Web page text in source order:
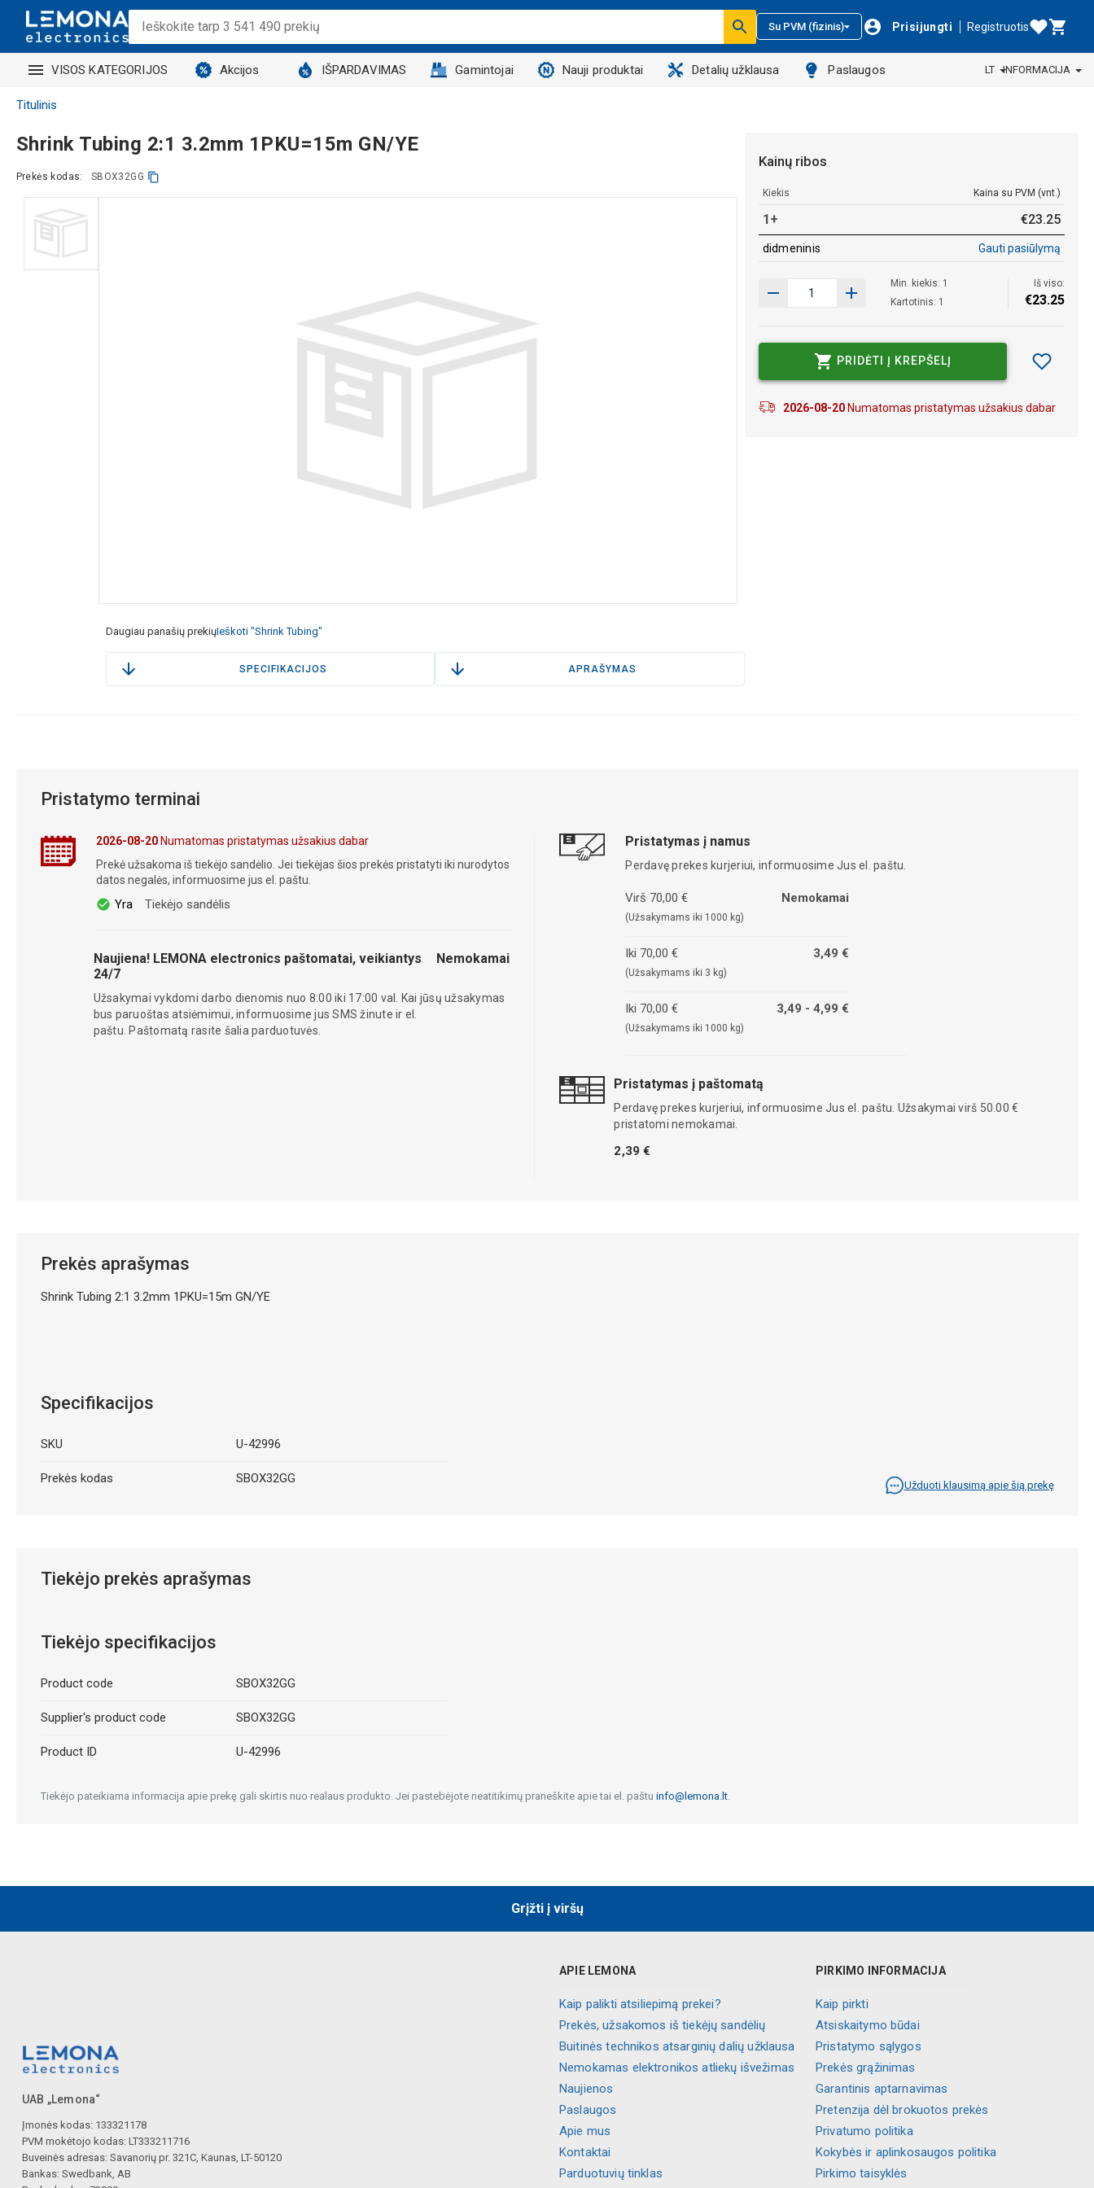
Su PVM (fizinis) Prisijungti Registruotis
VISOS KATEGORIJOS Akcijos IŠPARDAVIMAS Gamintojai Nauji produktai Detalių užklausa Paslaugos LT INFORMACIJA
Titulinis
Shrink Tubing 2:1 3.2mm 1PKU=15m GN/YE
Prekės kodas: SBOX32GG
Daugiau panašių prekiųIeškoti "Shrink Tubing"
SPECIFIKACIJOS APRAŠYMAS
Kainų ribos
Kiekis Kaina su PVM (vnt.)
1+ €23.25
didmeninis Gauti pasiūlymą
Min. kiekis: 1
Kartotinis: 1
Iš viso:
€23.25
PRIDĖTI Į KREPŠELĮ
2026-08-20Numatomas pristatymas užsakius dabar
Pristatymo terminai
2026-08-20Numatomas pristatymas užsakius dabar
Prekė užsakoma iš tiekėjo sandėlio. Jei tiekėjas šios prekės pristatyti iki nurodytos
datos negalės, informuosime jus el. paštu.
Yra Tiekėjo sandėlis
Naujiena! LEMONA electronics paštomatai, veikiantys
24/7
Nemokamai
Užsakymai vykdomi darbo dienomis nuo 8:00 iki 17:00 val. Kai jūsų užsakymas
bus paruoštas atsiėmimui, informuosime jus SMS žinute ir el.
paštu. Paštomatą rasite šalia parduotuvės.
Pristatymas į namus
Perdavę prekes kurjeriui, informuosime Jus el. paštu.
Virš 70,00 €
(Užsakymams iki 1000 kg)
Nemokamai
Iki 70,00 €
(Užsakymams iki 3 kg)
3,49 €
Iki 70,00 €
(Užsakymams iki 1000 kg)
3,49 - 4,99 €
Pristatymas į paštomatą
Perdavę prekes kurjeriui, informuosime Jus el. paštu. Užsakymai virš 50.00 €
pristatomi nemokamai.
2,39 €
Prekės aprašymas
Shrink Tubing 2:1 3.2mm 1PKU=15m GN/YE
Specifikacijos
SKU U-42996
Prekės kodas SBOX32GG Užduoti klausimą apie šią prekę
Tiekėjo prekės aprašymas
Tiekėjo specifikacijos
Product code SBOX32GG
Supplier's product code SBOX32GG
Product ID U-42996
Tiekėjo pateikiama informacija apie prekę gali skirtis nuo realaus produkto. Jei pastebėjote neatitikimų praneškite apie tai el. paštu info@lemona.lt.
Grįžti į viršų
UAB „Lemona“
Įmonės kodas: 133321178
PVM mokėtojo kodas: LT333211716
Buveinės adresas: Savanorių pr. 321C, Kaunas, LT-50120
Bankas: Swedbank, AB
APIE LEMONA
Kaip palikti atsiliepimą prekei?
Prekės, užsakomos iš tiekėjų sandėlių
Buitinės technikos atsarginių dalių užklausa
Nemokamas elektronikos atliekų išvežimas
Naujienos
Paslaugos
Apie mus
Kontaktai
Parduotuvių tinklas
PIRKIMO INFORMACIJA
Kaip pirkti
Atsiskaitymo būdai
Pristatymo sąlygos
Prekės grąžinimas
Garantinis aptarnavimas
Pretenzija dėl brokuotos prekės
Privatumo politika
Kokybės ir aplinkosaugos politika
Pirkimo taisyklės